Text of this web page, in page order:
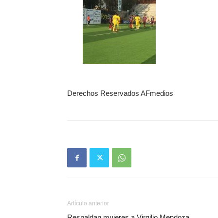
Derechos Reservados AFmedios
Artículo anterior